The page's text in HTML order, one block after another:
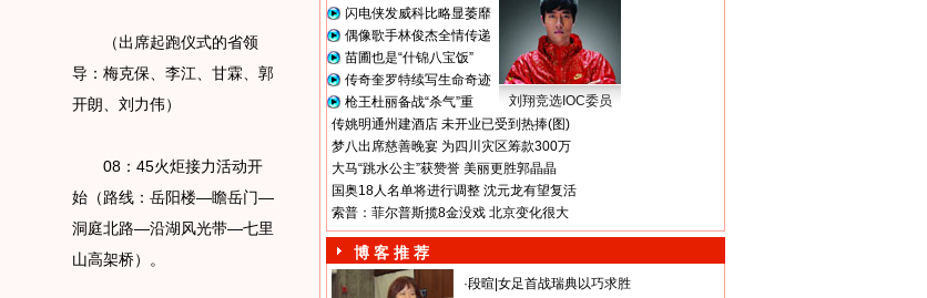
（出席起跑仪式的省领
导：梅克保、李江、甘霖、郭
开朗、刘力伟）
08：45火炬接力活动开
始（路线：岳阳楼—瞻岳门—
洞庭北路—沿湖风光带—七里
山高架桥）。
闪电侠发威科比略显萎靡
偶像歌手林俊杰全情传递
苗圃也是“什锦八宝饭”
传奇奎罗特续写生命奇迹
枪王杜丽备战“杀气”重
刘翔竞选IOC委员
传姚明通州建酒店 未开业已受到热捧(图)
梦八出席慈善晚宴 为四川灾区筹款300万
大马“跳水公主”获赞誉 美丽更胜郭晶晶
国奥18人名单将进行调整 沈元龙有望复活
索普：菲尔普斯揽8金没戏 北京变化很大
博 客 推 荐
·段暄 女足首战瑞典以巧求胜